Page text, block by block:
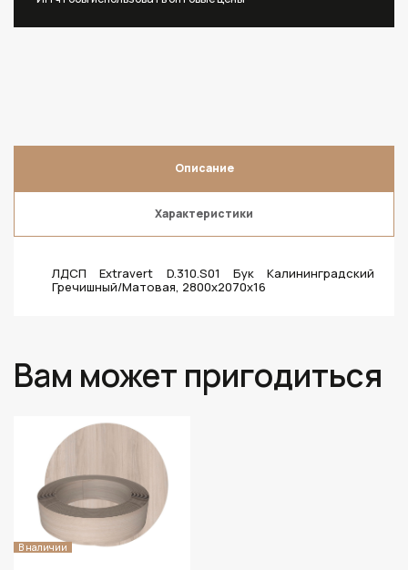
Описание
Характеристики
ЛДСП Extravert D.310.S01 Бук Калининградский
Гречишный/Матовая, 2800х2070х16
Вам может пригодиться
В наличии